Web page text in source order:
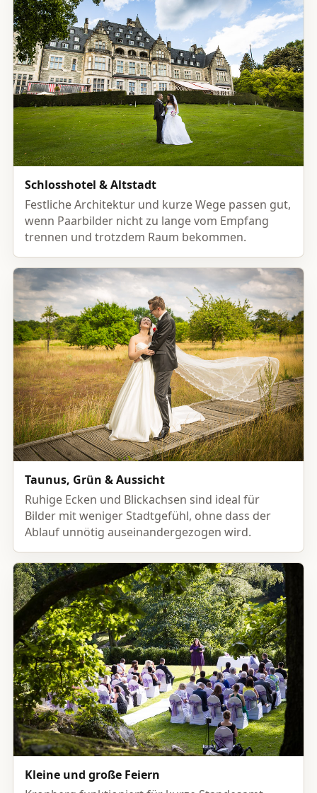
Schlosshotel & Altstadt
Festliche Architektur und kurze Wege passen gut,
wenn Paarbilder nicht zu lange vom Empfang
trennen und trotzdem Raum bekommen.
Taunus, Grün & Aussicht
Ruhige Ecken und Blickachsen sind ideal für
Bilder mit weniger Stadtgefühl, ohne dass der
Ablauf unnötig auseinandergezogen wird.
Kleine und große Feiern